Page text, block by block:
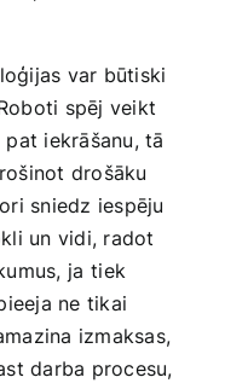
var būtiski‍
spēj veikt
iekrāšanu, tā
drošāku
sniedz iespēju
un vidi,​ radot
⁣ja⁤ tiek
ne tikai
izmaksas,
darba procesu,